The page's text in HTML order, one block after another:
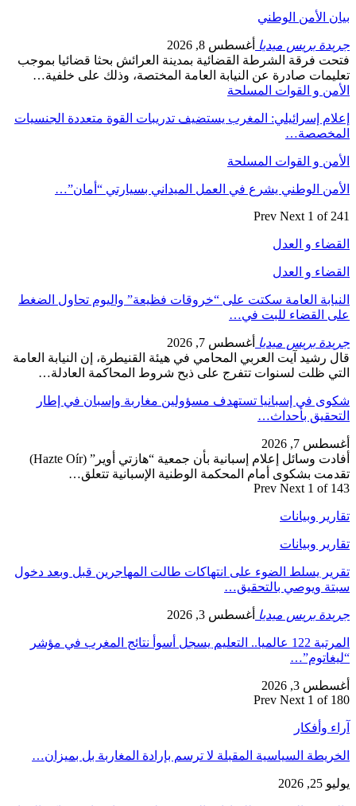
بيان الأمن الوطني
جريدة بريس ميديا أغسطس 8, 2026
فتحت فرقة الشرطة القضائية بمدينة العرائش بحثا قضائيا بموجب
تعليمات صادرة عن النيابة العامة المختصة، وذلك على خلفية…
الأمن و القوات المسلحة
إعلام إسرائيلي: المغرب يستضيف تدريبات القوة متعددة الجنسيات
المخصصة…
الأمن و القوات المسلحة
الأمن الوطني يشرع في العمل الميداني بسيارتي “أمان”…
Prev Next 1 of 241
القضاء و العدل
القضاء و العدل
النيابة العامة سكتت على “خروقات فظيعة” واليوم تحاول الضغط
على القضاء للبت في…
جريدة بريس ميديا أغسطس 7, 2026
قال رشيد آيت العربي المحامي في هيئة القنيطرة، إن النيابة العامة
التي ظلت لسنوات تتفرج على ذبح شروط المحاكمة العادلة…
شكوى في إسبانيا تستهدف مسؤولين مغاربة وإسبان في إطار
التحقيق بأحداث…
أغسطس 7, 2026
أفادت وسائل إعلام إسبانية بأن جمعية “هازتي أوير” (Hazte Oír)
تقدمت بشكوى أمام المحكمة الوطنية الإسبانية تتعلق…
Prev Next 1 of 143
تقارير وبيانات
تقارير وبيانات
تقرير يسلط الضوء على انتهاكات طالت المهاجرين قبل وبعد دخول
سبتة ويوصي بالتحقيق…
جريدة بريس ميديا أغسطس 3, 2026
المرتبة 122 عالميا.. التعليم يسجل أسوأ نتائج المغرب في مؤشر
“ليغاتوم”…
أغسطس 3, 2026
Prev Next 1 of 180
آراء وأفكار
الخريطة السياسية المقبلة لا ترسم بإرادة المغاربة بل بميزان…
يوليو 25, 2026